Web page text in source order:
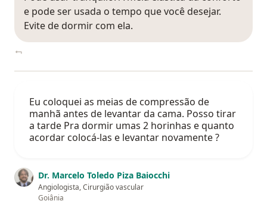
e pode ser usada o tempo que você desejar.
Evite de dormir com ela.
Eu coloquei as meias de compressão de
manhã antes de levantar da cama. Posso tirar
a tarde Pra dormir umas 2 horinhas e quanto
acordar colocá-las e levantar novamente ?
Dr. Marcelo Toledo Piza Baiocchi
Angiologista, Cirurgião vascular
Goiânia